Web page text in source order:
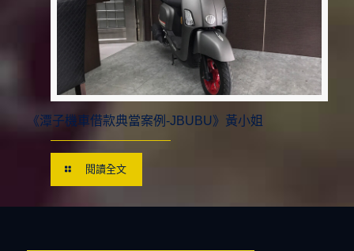
《潭子機車借款典當案例-JBUBU》黃小姐
閱讀全文